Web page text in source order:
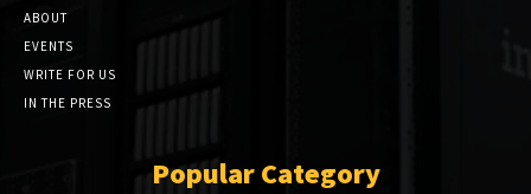
ABOUT
EVENTS
WRITE FOR US
IN THE PRESS
Popular Category